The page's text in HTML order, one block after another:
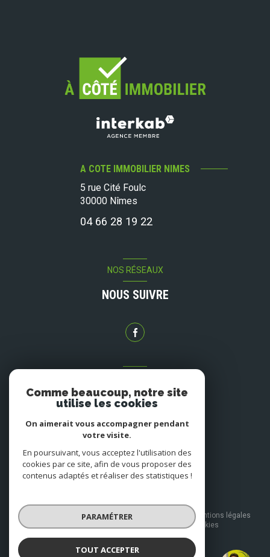
A COTE IMMOBILIER NIMES
5 rue Cité Foulc
30000 Nîmes
04 66 28 19 22
NOS RÉSEAUX
NOUS SUIVRE
NOUS ADHÉRONS
Nos honoraires
Nos partenaires
Mentions légales
Cookies
Réalisé par :
Comme beaucoup, notre site
utilise les cookies
On aimerait vous accompagner pendant
votre visite.
En poursuivant, vous acceptez l'utilisation des
cookies par ce site, afin de vous proposer des
contenus adaptés et réaliser des statistiques !
PARAMÉTRER
TOUT ACCEPTER